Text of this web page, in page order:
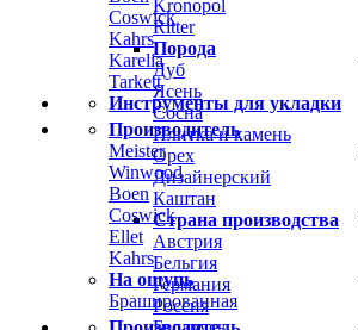
Coswick
Kahrs
Karelia
Tarkett
Инструменты для укладки
Производитель
Meister
Winwood
Boen
Coswick
Ellet
Kahrs
На ощупь
Брашированная
Kronopol
Ritter
Порода
Дуб
Ясень
Сосна
Плитка и камень
Орех
Дизайнерский
Каштан
Страна производства
Австрия
Бельгия
Германия
Россия